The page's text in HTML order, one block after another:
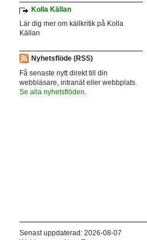
Kolla Källan
Lär dig mer om källkritik på Kolla
Källan
Nyhetsflöde (RSS)
Få senaste nytt direkt till din
webbläsare, intranät eller webbplats.
Se alla nyhetsflöden.
Senast uppdaterad: 2026-08-07